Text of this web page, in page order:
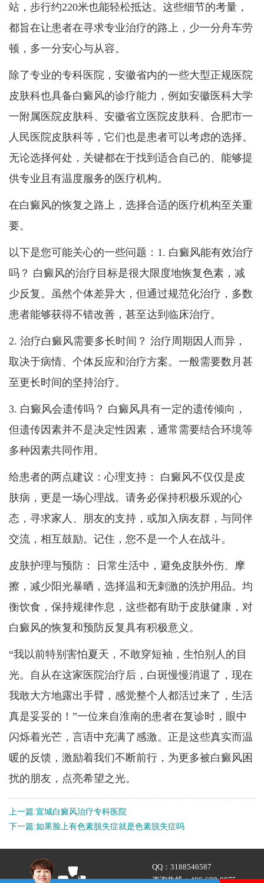
站，步行约220米也能轻松抵达。这些细节的考量，
都旨在让患者在寻求专业治疗的路上，少一分舟车劳
顿，多一分安心与从容。
除了专业的专科医院，安徽省内的一些大型正规医院
皮肤科也具备白癜风的诊疗能力，例如安徽医科大学
一附属医院皮肤科、安徽省立医院皮肤科、合肥市一
人民医院皮肤科等，它们也是患者可以考虑的选择。
无论选择何处，关键都在于找到适合自己的、能够提
供专业且有温度服务的医疗机构。
在白癜风的恢复之路上，选择合适的医疗机构至关重
要。
以下是您可能关心的一些问题：1. 白癜风能有效治疗
吗？ 白癜风的治疗目标是很大限度地恢复色素，减
少反复。虽然个体差异大，但通过规范化治疗，多数
患者能够获得不错改善，甚至达到临床治疗。
2. 治疗白癜风需要多长时间？ 治疗周期因人而异，
取决于病情、个体反应和治疗方案。一般需要数月甚
至更长时间的坚持治疗。
3. 白癜风会遗传吗？ 白癜风具有一定的遗传倾向，
但遗传因素并不是决定性因素，通常需要结合环境等
多种因素共同作用。
给患者的两点建议：心理支持： 白癜风不仅仅是皮
肤病，更是一场心理战。请务必保持积极乐观的心
态，寻求家人、朋友的支持，或加入病友群，与同伴
交流，相互鼓励。记住，您不是一个人在战斗。
皮肤护理与预防： 日常生活中，避免皮肤外伤、摩
擦，减少阳光暴晒，选择温和无刺激的洗护用品。均
衡饮食，保持规律作息，这些都有助于皮肤健康，对
白癜风的恢复和预防反复具有积极意义。
“我以前特别害怕夏天，不敢穿短袖，生怕别人的目
光。自从在这家医院治疗后，白斑慢慢消退了，现在
我敢大方地露出手臂，感觉整个人都活过来了，生活
真是妥妥的！”一位来自淮南的患者在复诊时，眼中
闪烁着光芒，言语中充满了感激。正是这些真实而温
暖的反馈，激励着我们不断前行，为更多被白癜风困
扰的朋友，点亮希望之光。
上一篇:宣城白癜风治疗专科医院
下一篇:如果脸上有色素脱失症就是色素脱失症吗
QQ：3188546587
咨询热线：400-688-9875